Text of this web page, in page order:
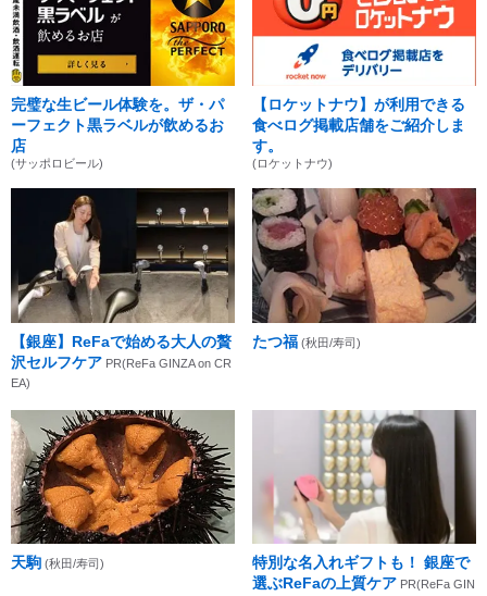
完璧な生ビール体験を。ザ・パ
ーフェクト黒ラベルが飲めるお
店
(サッポロビール)
【ロケットナウ】が利用できる
食べログ掲載店舗をご紹介しま
す。
(ロケットナウ)
【銀座】ReFaで始める大人の贅
沢セルフケア PR(ReFa GINZA on CR
EA)
たつ福 (秋田/寿司)
天駒 (秋田/寿司)
特別な名入れギフトも！ 銀座で
選ぶReFaの上質ケア PR(ReFa GIN